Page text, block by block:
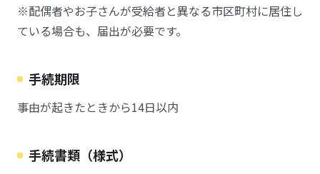
※配偶者やお子さんが受給者と異なる市区町村に居住し
ている場合も、届出が必要です。
手続期限
事由が起きたときから14日以内
手続書類（様式）